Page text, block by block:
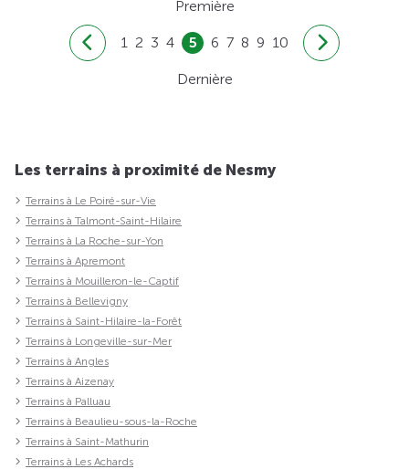
Première
1 2 3 4 5 6 7 8 9 10
Dernière
Les terrains à proximité de Nesmy
Terrains à Le Poiré-sur-Vie
Terrains à Talmont-Saint-Hilaire
Terrains à La Roche-sur-Yon
Terrains à Apremont
Terrains à Mouilleron-le-Captif
Terrains à Bellevigny
Terrains à Saint-Hilaire-la-Forêt
Terrains à Longeville-sur-Mer
Terrains à Angles
Terrains à Aizenay
Terrains à Palluau
Terrains à Beaulieu-sous-la-Roche
Terrains à Saint-Mathurin
Terrains à Les Achards